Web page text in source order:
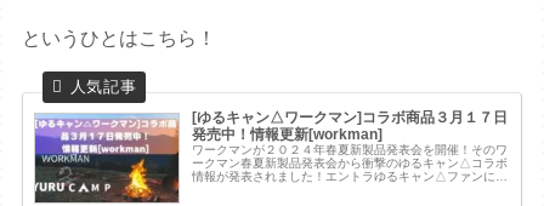
というひとはこちら！
[ゆるキャン△ワークマン]コラボ商品３月１７日
発売中！情報更新[workman]
ワークマンが２０２４年春夏新製品発表会を開催！そのワ
ークマン春夏新製品発表会から衝撃のゆるキャン△コラボ
情報が発表されました！エントラゆるキャン△ファンにと